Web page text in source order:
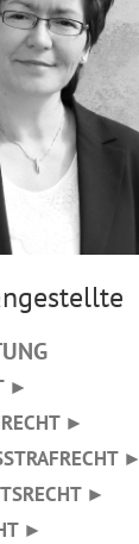
►
►
►
►
►